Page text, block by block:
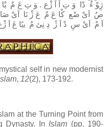
ژِﻮْ ءٌ دْا وَ تِ اَ اَ ژْع . وَ تِ عَ مٌ
صٌ اَىْ ﺻْﻊ ﻛْﺎ عَ مٌ عَ ژْ ﻧَﺎ اَىْ
اَ مْ اَىْ سِ دْ اَ ژً دِ ﻧِﻰٔ مٌ ﻳﯾًﺎ عَ اَ
self in new modernist
, 12(2), 173-192.
at the Turning Point from
Dynasty. In Islam (pp. 190-